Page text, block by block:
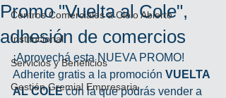
Centros Comerciales a Cielo Abierto
Institucional
Servicios y Beneficios
Gestión Gremial Empresaria
Promo "Vuelta al Cole",
adhesión de comercios
¡Aprovechá esta NUEVA PROMO!
Adherite gratis a la promoción VUELTA
AL COLE con la que podrás vender a